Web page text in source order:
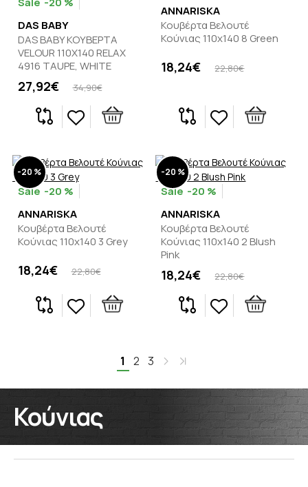
Κούνιας
DAS BABY
DAS BABY ΚΟΥΒΕΡΤΑ
VELOUR 110X140 RELAX
4916 TAUPE, WHITE
34,90€
27,92€
ANNARISKA
Κουβέρτα Βελουτέ
Κούνιας 110x140 8 Green
22,80€
18,24€
-20 %
-20 %
ANNARISKA
Κουβέρτα Βελουτέ
Κούνιας 110x140 3 Grey
22,80€
18,24€
-20 %
-20 %
ANNARISKA
Κουβέρτα Βελουτέ
Κούνιας 110x140 2 Blush
Pink
22,80€
18,24€
1 2 3